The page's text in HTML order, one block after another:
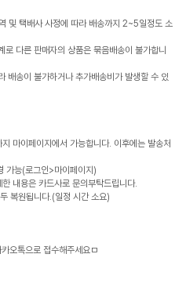
및 택배사 사정에 따라 배송까지 2~5일정도 소
다른 판매자의 상품은 묶음배송이 불가합니
배송이 불가하거나 추가배송비가 발생할 수 있
마이페이지에서 가능합니다. 이후에는 발송처
가능(로그인>마이페이지)
내용은 카드사로 문의부탁드립니다.
복원됩니다.(일정 시간 소요)
오톡으로 접수해주세요ㅁ